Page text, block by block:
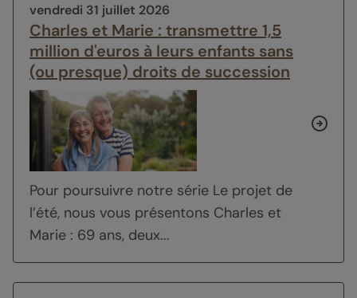
vendredi 31 juillet 2026
Charles et Marie : transmettre 1,5
million d'euros à leurs enfants sans
(ou presque) droits de succession
Pour poursuivre notre série Le projet de
l’été, nous vous présentons Charles et
Marie : 69 ans, deux...